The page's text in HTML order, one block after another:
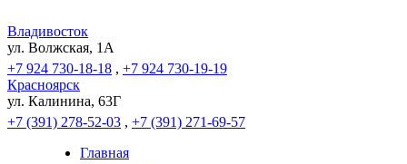
Владивосток
ул. Волжская, 1A
+7 924 730-18-18 , +7 924 730-19-19
Красноярск
ул. Калинина, 63Г
+7 (391) 278-52-03 , +7 (391) 271-69-57
Главная